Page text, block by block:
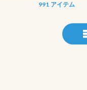
991 アイテム